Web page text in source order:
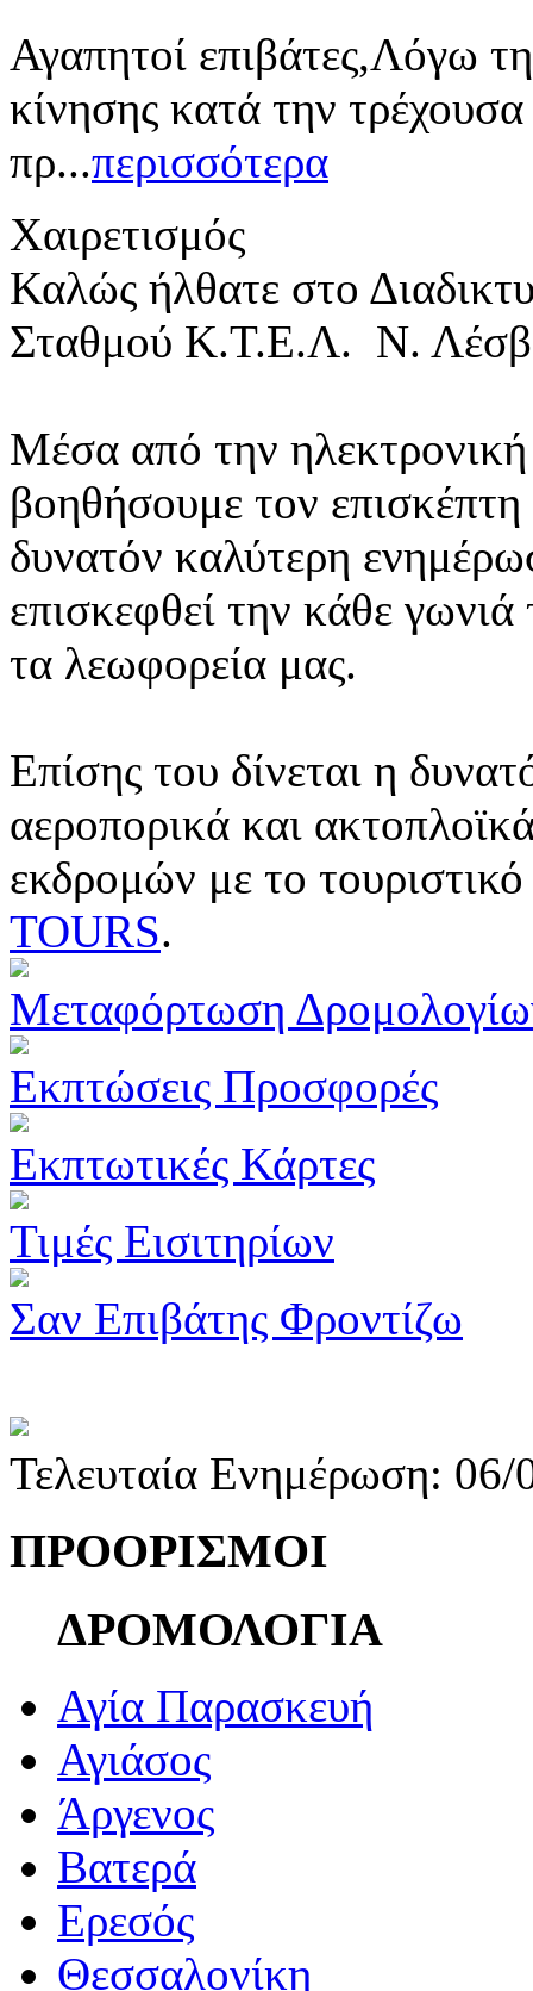
Αγαπητοί επιβάτες,Λόγω
κίνησης κατά την
πρ...περισσότερα
Χαιρετισμός
Καλώς ήλθατε στο
Σταθμού Κ.Τ.Ε.Λ. Ν.
Μέσα από την ηλεκτρονική
βοηθήσουμε τον
δυνατόν καλύτερη
επισκεφθεί την κάθε
τα λεωφορεία μας.
Επίσης του δίνεται η
αεροπορικά και
εκδρομών με το
TOURS.
Μεταφόρτωση
Εκπτώσεις Προσφορές
Εκπτωτικές Κάρτες
Τιμές Εισιτηρίων
Σαν Επιβάτης Φροντίζω
Τελευταία Ενημέρωση:
ΠΡΟΟΡΙΣΜΟΙ
ΔΡΟΜΟΛΟΓΙΑ
Αγία Παρασκευή
Αγιάσος
Άργενος
Βατερά
Ερεσός
Θεσσαλονίκη